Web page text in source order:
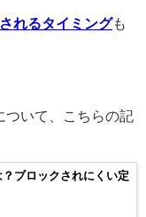
れるタイミングも
ついて、こちらの記
ブロックされにくい定